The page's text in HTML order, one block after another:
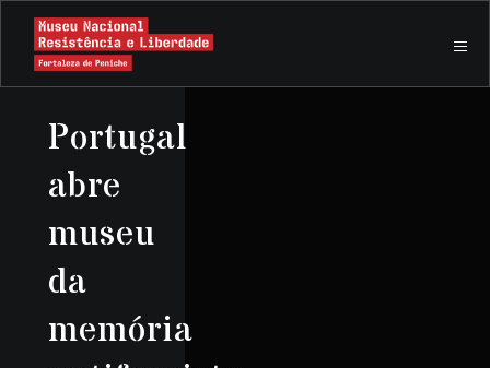
Portugal
abre
museu
da
memória